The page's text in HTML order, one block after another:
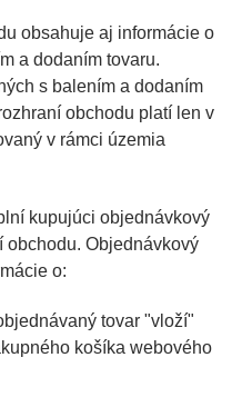
obsahuje aj informácie o
a dodaním tovaru.
s balením a dodaním
obchodu platí len v
v rámci územia
kupujúci objednávkový
obchodu. Objednávkový
o:
tovar "vloží"
košíka webového